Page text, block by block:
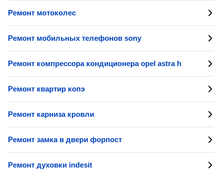
Ремонт мотоколес
Ремонт мобильных телефонов sony
Ремонт компрессора кондиционера opel astra h
Ремонт квартир копэ
Ремонт карниза кровли
Ремонт замка в двери форпост
Ремонт духовки indesit